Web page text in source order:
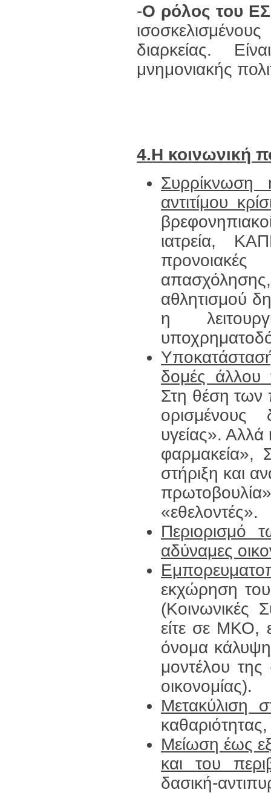
-Ο ρόλος του
διαρκείας.
μνημονιακής
4.Η κοινωνική
αντιτίμου
ιατρεία,
αθλητισμού
η
δομές άλλου
Στη θέση των
υγείας».
φαρμακεία»,
στήριξη και
«εθελοντές».
Περιορισμό
αδύναμες
εκχώρηση
(Κοινωνικές
είτε σε ΜΚΟ,
όνομα
μοντέλου της
οικονομίας).
Μετακύλιση
Μείωση έως
και του
δασική-